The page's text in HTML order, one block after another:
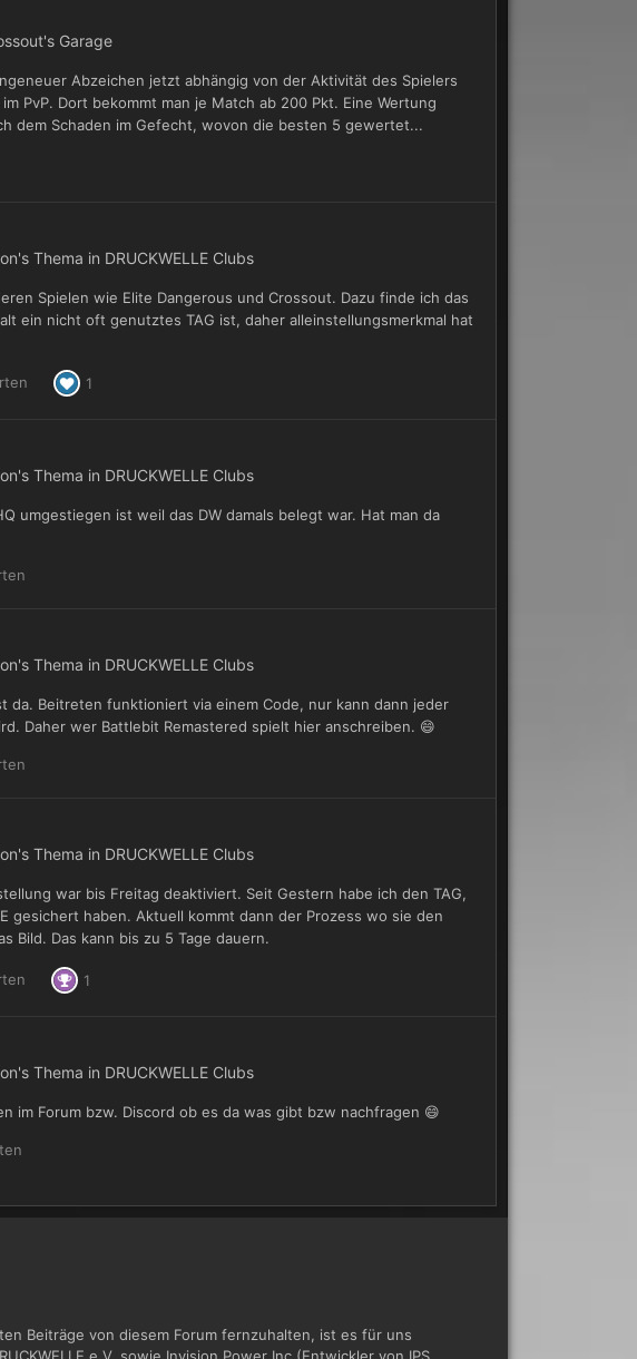
Garage
Abzeichen jetzt abhängig von der Aktivität des Spielers
PvP. Dort bekommt man je Match ab 200 Pkt. Eine Wertung
dem Schaden im Gefecht, wovon die besten 5 gewertet...
's Thema in DRUCKWELLE Clubs
Spielen wie Elite Dangerous und Crossout. Dazu finde ich das
ein nicht oft genutztes TAG ist, daher alleinstellungsmerkmal hat
1
's Thema in DRUCKWELLE Clubs
umgestiegen ist weil das DW damals belegt war. Hat man da
's Thema in DRUCKWELLE Clubs
da. Beitreten funktioniert via einem Code, nur kann dann jeder
Daher wer Battlebit Remastered spielt hier anschreiben. 😄
's Thema in DRUCKWELLE Clubs
war bis Freitag deaktiviert. Seit Gestern habe ich den TAG,
gesichert haben. Aktuell kommt dann der Prozess wo sie den
Bild. Das kann bis zu 5 Tage dauern.
1
's Thema in DRUCKWELLE Clubs
im Forum bzw. Discord ob es da was gibt bzw nachfragen 😄
Beiträge von diesem Forum fernzuhalten, ist es für uns